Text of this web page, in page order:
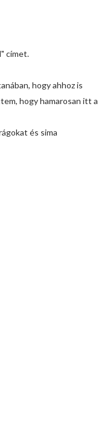
címet.
hogy ahhoz is
hogy hamarosan itt a
és sima